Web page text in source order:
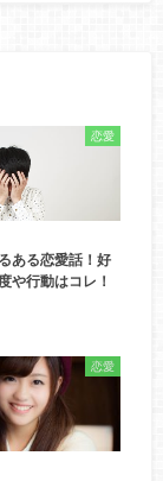
恋愛
ある恋愛話！好
や行動はコレ！
恋愛